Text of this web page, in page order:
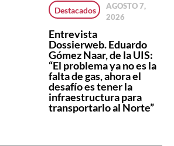
Cayeron en Salta
los
patentamientos
de vehículos 0km.
durante el mes de
julio
Destacados
AGOSTO 7,
2026
Entrevista
Dossierweb. Eduardo
Gómez Naar, de la UIS:
“El problema ya no es la
falta de gas, ahora el
desafío es tener la
infraestructura para
transportarlo al Norte”